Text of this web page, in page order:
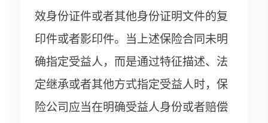
效身份证件或者其他身份证明文件的复
印件或者影印件。当上述保险合同未明
确指定受益人，而是通过特征描述、法
定继承或者其他方式指定受益人时，保
险公司应当在明确受益人身份或者赔偿